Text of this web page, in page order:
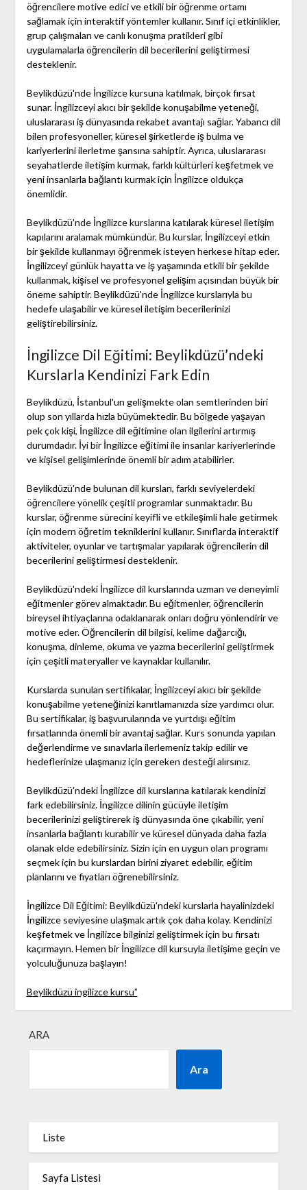
öğrencilere motive edici ve etkili bir öğrenme ortamı
sağlamak için interaktif yöntemler kullanır. Sınıf içi etkinlikler,
grup çalışmaları ve canlı konuşma pratikleri gibi
uygulamalarla öğrencilerin dil becerilerini geliştirmesi
desteklenir.
Beylikdüzü'nde İngilizce kursuna katılmak, birçok fırsat
sunar. İngilizceyi akıcı bir şekilde konuşabilme yeteneği,
uluslararası iş dünyasında rekabet avantajı sağlar. Yabancı dil
bilen profesyoneller, küresel şirketlerde iş bulma ve
kariyerlerini ilerletme şansına sahiptir. Ayrıca, uluslararası
seyahatlerde iletişim kurmak, farklı kültürleri keşfetmek ve
yeni insanlarla bağlantı kurmak için İngilizce oldukça
önemlidir.
Beylikdüzü'nde İngilizce kurslarına katılarak küresel iletişim
kapılarını aralamak mümkündür. Bu kurslar, İngilizceyi etkin
bir şekilde kullanmayı öğrenmek isteyen herkese hitap eder.
İngilizceyi günlük hayatta ve iş yaşamında etkili bir şekilde
kullanmak, kişisel ve profesyonel gelişim açısından büyük bir
öneme sahiptir. Beylikdüzü'nde İngilizce kurslarıyla bu
hedefe ulaşabilir ve küresel iletişim becerilerinizi
geliştirebilirsiniz.
İngilizce Dil Eğitimi: Beylikdüzü’ndeki
Kurslarla Kendinizi Fark Edin
Beylikdüzü, İstanbul'un gelişmekte olan semtlerinden biri
olup son yıllarda hızla büyümektedir. Bu bölgede yaşayan
pek çok kişi, İngilizce dil eğitimine olan ilgilerini artırmış
durumdadır. İyi bir İngilizce eğitimi ile insanlar kariyerlerinde
ve kişisel gelişimlerinde önemli bir adım atabilirler.
Beylikdüzü'nde bulunan dil kursları, farklı seviyelerdeki
öğrencilere yönelik çeşitli programlar sunmaktadır. Bu
kurslar, öğrenme sürecini keyifli ve etkileşimli hale getirmek
için modern öğretim tekniklerini kullanır. Sınıflarda interaktif
aktiviteler, oyunlar ve tartışmalar yapılarak öğrencilerin dil
becerilerini geliştirmesi desteklenir.
Beylikdüzü'ndeki İngilizce dil kurslarında uzman ve deneyimli
eğitmenler görev almaktadır. Bu eğitmenler, öğrencilerin
bireysel ihtiyaçlarına odaklanarak onları doğru yönlendirir ve
motive eder. Öğrencilerin dil bilgisi, kelime dağarcığı,
konuşma, dinleme, okuma ve yazma becerilerini geliştirmek
için çeşitli materyaller ve kaynaklar kullanılır.
Kurslarda sunulan sertifikalar, İngilizceyi akıcı bir şekilde
konuşabilme yeteneğinizi kanıtlamanızda size yardımcı olur.
Bu sertifikalar, iş başvurularında ve yurtdışı eğitim
fırsatlarında önemli bir avantaj sağlar. Kurs sonunda yapılan
değerlendirme ve sınavlarla ilerlemeniz takip edilir ve
hedeflerinize ulaşmanız için gereken desteği alırsınız.
Beylikdüzü'ndeki İngilizce dil kurslarına katılarak kendinizi
fark edebilirsiniz. İngilizce dilinin gücüyle iletişim
becerilerinizi geliştirerek iş dünyasında öne çıkabilir, yeni
insanlarla bağlantı kurabilir ve küresel dünyada daha fazla
olanak elde edebilirsiniz. Sizin için en uygun olan programı
seçmek için bu kurslardan birini ziyaret edebilir, eğitim
planlarını ve fiyatları öğrenebilirsiniz.
İngilizce Dil Eğitimi: Beylikdüzü'ndeki kurslarla hayalinizdeki
İngilizce seviyesine ulaşmak artık çok daha kolay. Kendinizi
keşfetmek ve İngilizce bilginizi geliştirmek için bu fırsatı
kaçırmayın. Hemen bir İngilizce dil kursuyla iletişime geçin ve
yolculuğunuza başlayın!
Beylikdüzü ingilizce kursu”
ARA
Ara
Liste
Sayfa Listesi